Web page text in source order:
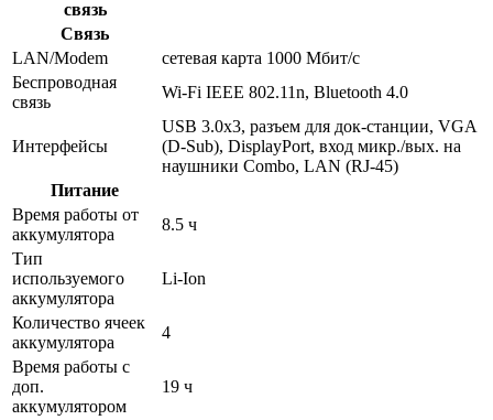
связь
Связь
LAN/Modem
сетевая карта 1000 Мбит/c
Беспроводная
связь
Wi-Fi IEEE 802.11n, Bluetooth 4.0
Интерфейсы
USB 3.0x3, разъем для док-станции, VGA
(D-Sub), DisplayPort, вход микр./вых. на
наушники Combo, LAN (RJ-45)
Питание
Время работы от
аккумулятора
8.5 ч
Тип
используемого
аккумулятора
Li-Ion
Количество ячеек
аккумулятора
4
Время работы с
доп.
аккумулятором
19 ч